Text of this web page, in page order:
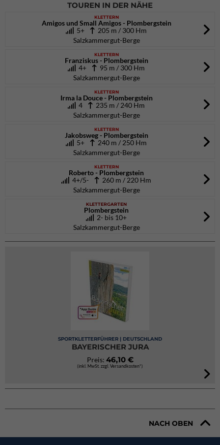
TOUREN IN DER NÄHE
KLETTERN
Amigos und Small Amigos - Plombergstein
5+
205 m / 300 Hm
Salzkammergut-Berge
KLETTERN
Franziskus - Plombergstein
4+
95 m / 300 Hm
Salzkammergut-Berge
KLETTERN
Irma la Douce - Plombergstein
4
235 m / 240 Hm
Salzkammergut-Berge
KLETTERN
Jakobsweg - Plombergstein
5+
240 m / 250 Hm
Salzkammergut-Berge
KLETTERN
Roberto - Plombergstein
4+/5-
260 m / 220 Hm
Salzkammergut-Berge
KLETTERGARTEN
Plombergstein
2- bis 10+
Salzkammergut-Berge
SPORTKLETTERFÜHRER | DEUTSCHLAND
BAYERISCHER JURA
Preis: 46,10 €
(inkl. MwSt. zzgl. Versandkosten*)
NACH OBEN